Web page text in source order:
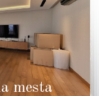
mesta